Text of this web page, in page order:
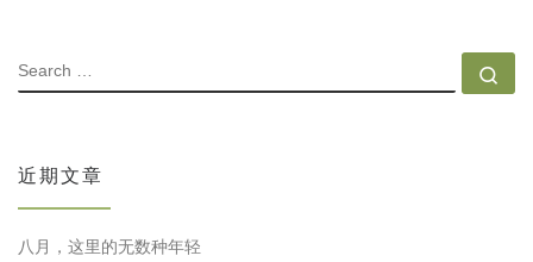
SEARCH
近期文章
八月，这里的无数种年轻